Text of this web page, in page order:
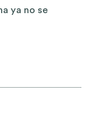
ya no se